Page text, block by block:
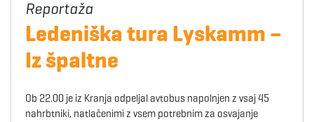
Ledeniška tura Lyskamm –
Iz špaltne
Ob 22.00 je iz Kranja odpeljal avtobus napolnjen z vsaj 45
nahrbtniki, natlačenimi z vsem potrebnim za osvajanje